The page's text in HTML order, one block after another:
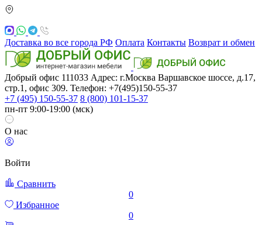
Доставка во все города РФ Оплата Контакты Возврат и обмен
Добрый офис 111033 Адрес: г.Москва Варшавское шоссе, д.17,
стр.1, офис 309. Телефон: +7(495)150-55-37
+7 (495) 150-55-37 8 (800) 101-15-37
пн-пт 9:00-19:00 (мск)
О нас
Войти
Сравнить
0
Избранное
0